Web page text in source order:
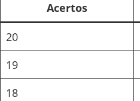
Acertos
20
19
18